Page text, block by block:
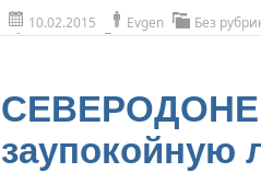
10.02.2015 Evgen Без
заупокойную